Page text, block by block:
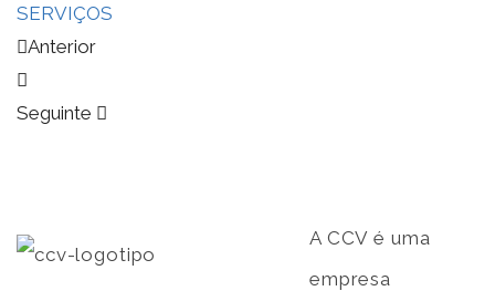
SERVIÇOS
Anterior
Seguinte
A CCV é uma
empresa